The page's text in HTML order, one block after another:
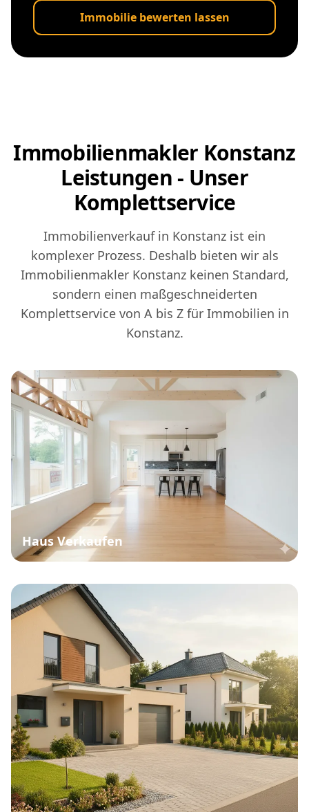
Immobilie bewerten lassen
Immobilienmakler Konstanz
Leistungen - Unser
Komplettservice
Immobilienverkauf in Konstanz ist ein
komplexer Prozess. Deshalb bieten wir als
Immobilienmakler Konstanz keinen Standard,
sondern einen maßgeschneiderten
Komplettservice von A bis Z für Immobilien in
Konstanz.
Haus Verkaufen